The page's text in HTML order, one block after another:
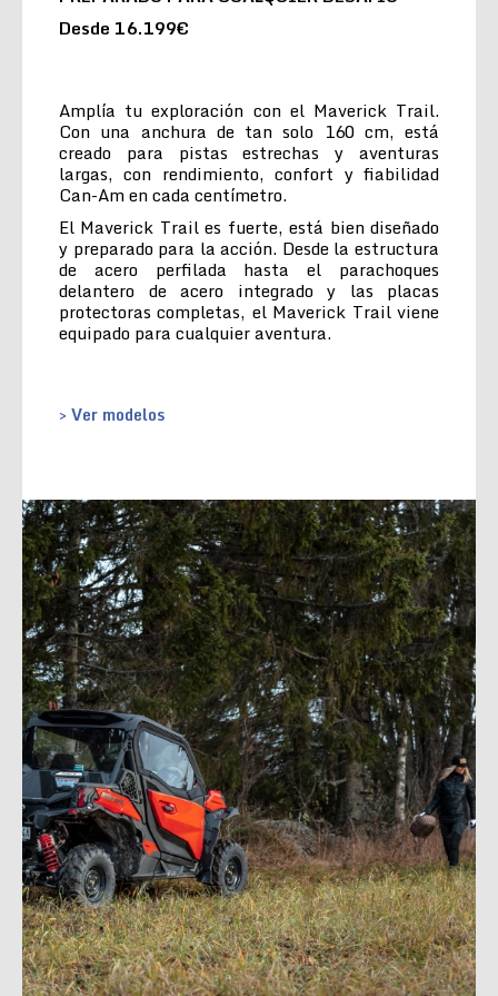
Desde 16.199€
Amplía tu exploración con el Maverick Trail.
Con una anchura de tan solo 160 cm, está
creado para pistas estrechas y aventuras
largas, con rendimiento, confort y fiabilidad
Can-Am en cada centímetro.
El Maverick Trail es fuerte, está bien diseñado
y preparado para la acción. Desde la estructura
de acero perfilada hasta el parachoques
delantero de acero integrado y las placas
protectoras completas, el Maverick Trail viene
equipado para cualquier aventura.
> Ver modelos